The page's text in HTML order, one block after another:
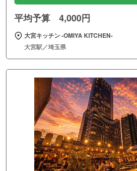
平均予算 4,000円
大宮キッチン ‐OMIYA KITCHEN‐
大宮駅／埼玉県